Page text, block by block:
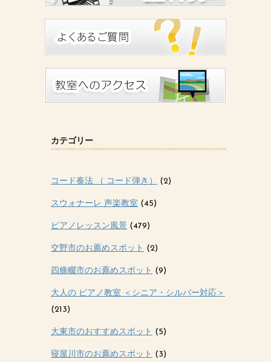
カテゴリー
コード奏法 （ コード弾き） (2)
スウォナーレ 声楽教室 (45)
ピアノレッスン風景 (479)
交野市のお薦めスポット (2)
四條畷市のお薦めスポット (9)
大人の ピアノ教室 ＜シニア・シルバー対応＞
(213)
大東市のおすすめスポット (5)
寝屋川市のお薦めスポット (3)